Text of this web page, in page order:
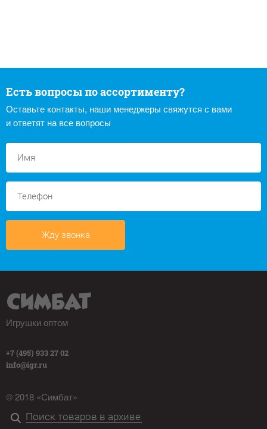
Есть вопросы по ассортименту?
Оставьте контакты, наши менеджеры свяжутся с вами
и ответят на все вопросы
Жду звонка
Игрушки оптом
+7 (495) 933 27 02
info@igr.ru
© 2018 «Симбат»